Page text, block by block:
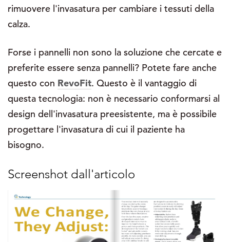
rimuovere l'invasatura per cambiare i tessuti della
calza.
Forse i pannelli non sono la soluzione che cercate e
preferite essere senza pannelli? Potete fare anche
questo con RevoFit. Questo è il vantaggio di
questa tecnologia: non è necessario conformarsi al
design dell'invasatura preesistente, ma è possibile
progettare l'invasatura di cui il paziente ha
bisogno.
Screenshot dall'articolo